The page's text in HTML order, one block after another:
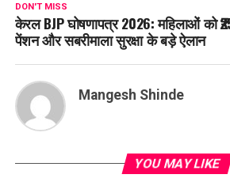
DON'T MISS
केरल BJP घोषणापत्र 2026: महिलाओं को
पेंशन और सबरीमाला सुरक्षा के बड़े ऐलान
Mangesh Shinde
YOU MAY LIKE